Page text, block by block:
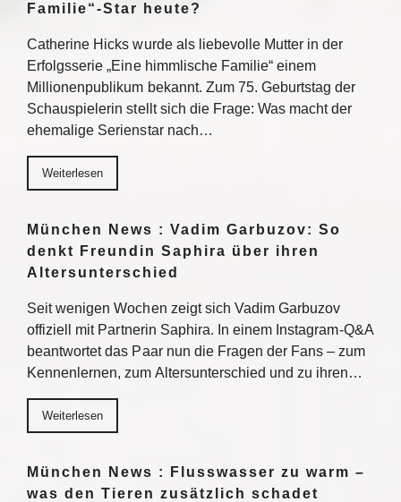
Familie“-Star heute?
Catherine Hicks wurde als liebevolle Mutter in der
Erfolgsserie „Eine himmlische Familie“ einem
Millionenpublikum bekannt. Zum 75. Geburtstag der
Schauspielerin stellt sich die Frage: Was macht der
ehemalige Serienstar nach…
Weiterlesen
München News : Vadim Garbuzov: So
denkt Freundin Saphira über ihren
Altersunterschied
Seit wenigen Wochen zeigt sich Vadim Garbuzov
offiziell mit Partnerin Saphira. In einem Instagram-Q&A
beantwortet das Paar nun die Fragen der Fans – zum
Kennenlernen, zum Altersunterschied und zu ihren…
Weiterlesen
München News : Flusswasser zu warm –
was den Tieren zusätzlich schadet